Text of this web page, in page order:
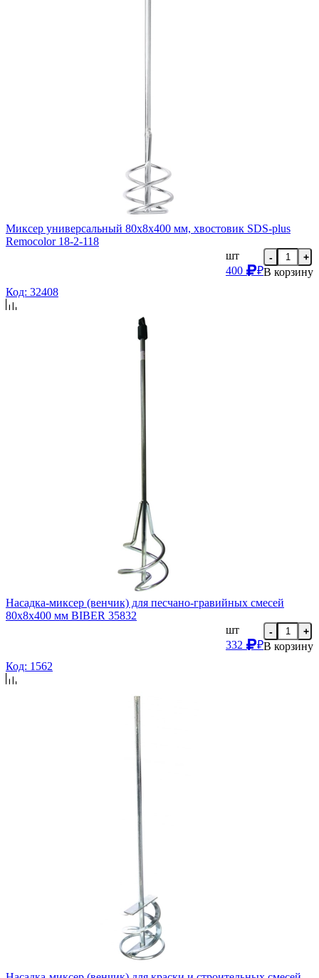
Миксер универсальный 80х8х400 мм, хвостовик SDS-plus
Remocolor 18-2-118
шт
400
₽
- +
В корзину
Код: 32408
Насадка-миксер (венчик) для песчано-гравийных смесей
80х8х400 мм BIBER 35832
шт
332
₽
- +
В корзину
Код: 1562